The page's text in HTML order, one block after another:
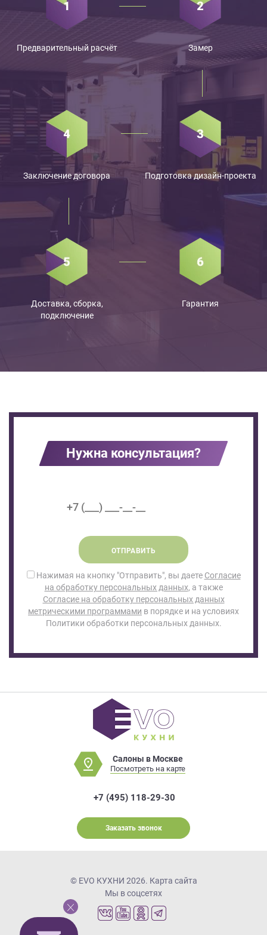
Предварительный расчёт Замер
Подготовка дизайн-проекта
Заключение договора
Доставка, сборка,
подключение
Гарантия
Нужна консультация?
ОТПРАВИТЬ
Нажимая на кнопку "Отправить", вы даете Согласие
на обработку персональных данных, а также
Согласие на обработку персональных данных
метрическими программами в порядке и на условиях
Политики обработки персональных данных.
Салоны в Москве
Посмотреть на карте
+7 (495) 118-29-30
Заказать звонок
© EVO КУХНИ 2026. Карта сайта
Мы в соцсетях